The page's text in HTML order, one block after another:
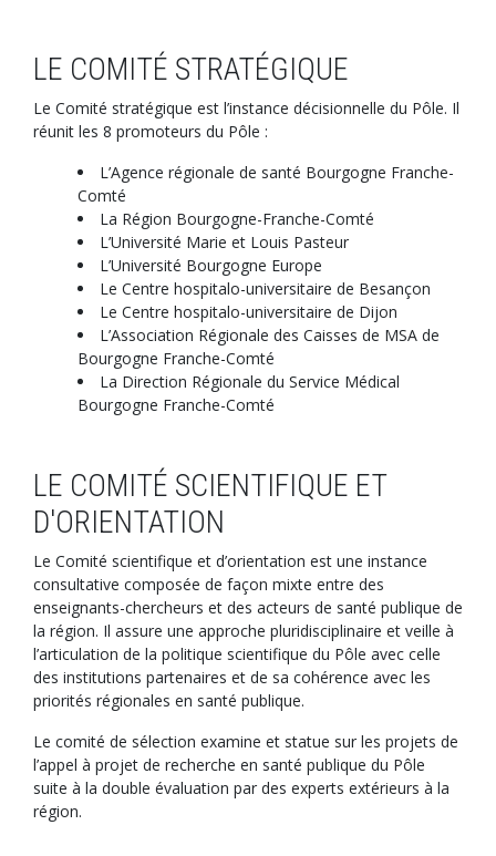
LE COMITÉ STRATÉGIQUE
Le Comité stratégique est l’instance décisionnelle du Pôle. Il
réunit les 8 promoteurs du Pôle :
L’Agence régionale de santé Bourgogne Franche-
Comté
La Région Bourgogne-Franche-Comté
L’Université Marie et Louis Pasteur
L’Université Bourgogne Europe
Le Centre hospitalo-universitaire de Besançon
Le Centre hospitalo-universitaire de Dijon
L’Association Régionale des Caisses de MSA de
Bourgogne Franche-Comté
La Direction Régionale du Service Médical
Bourgogne Franche-Comté
LE COMITÉ SCIENTIFIQUE ET
D'ORIENTATION
Le Comité scientifique et d’orientation est une instance
consultative composée de façon mixte entre des
enseignants-chercheurs et des acteurs de santé publique de
la région. Il assure une approche pluridisciplinaire et veille à
l’articulation de la politique scientifique du Pôle avec celle
des institutions partenaires et de sa cohérence avec les
priorités régionales en santé publique.
Le comité de sélection examine et statue sur les projets de
l’appel à projet de recherche en santé publique du Pôle
suite à la double évaluation par des experts extérieurs à la
région.